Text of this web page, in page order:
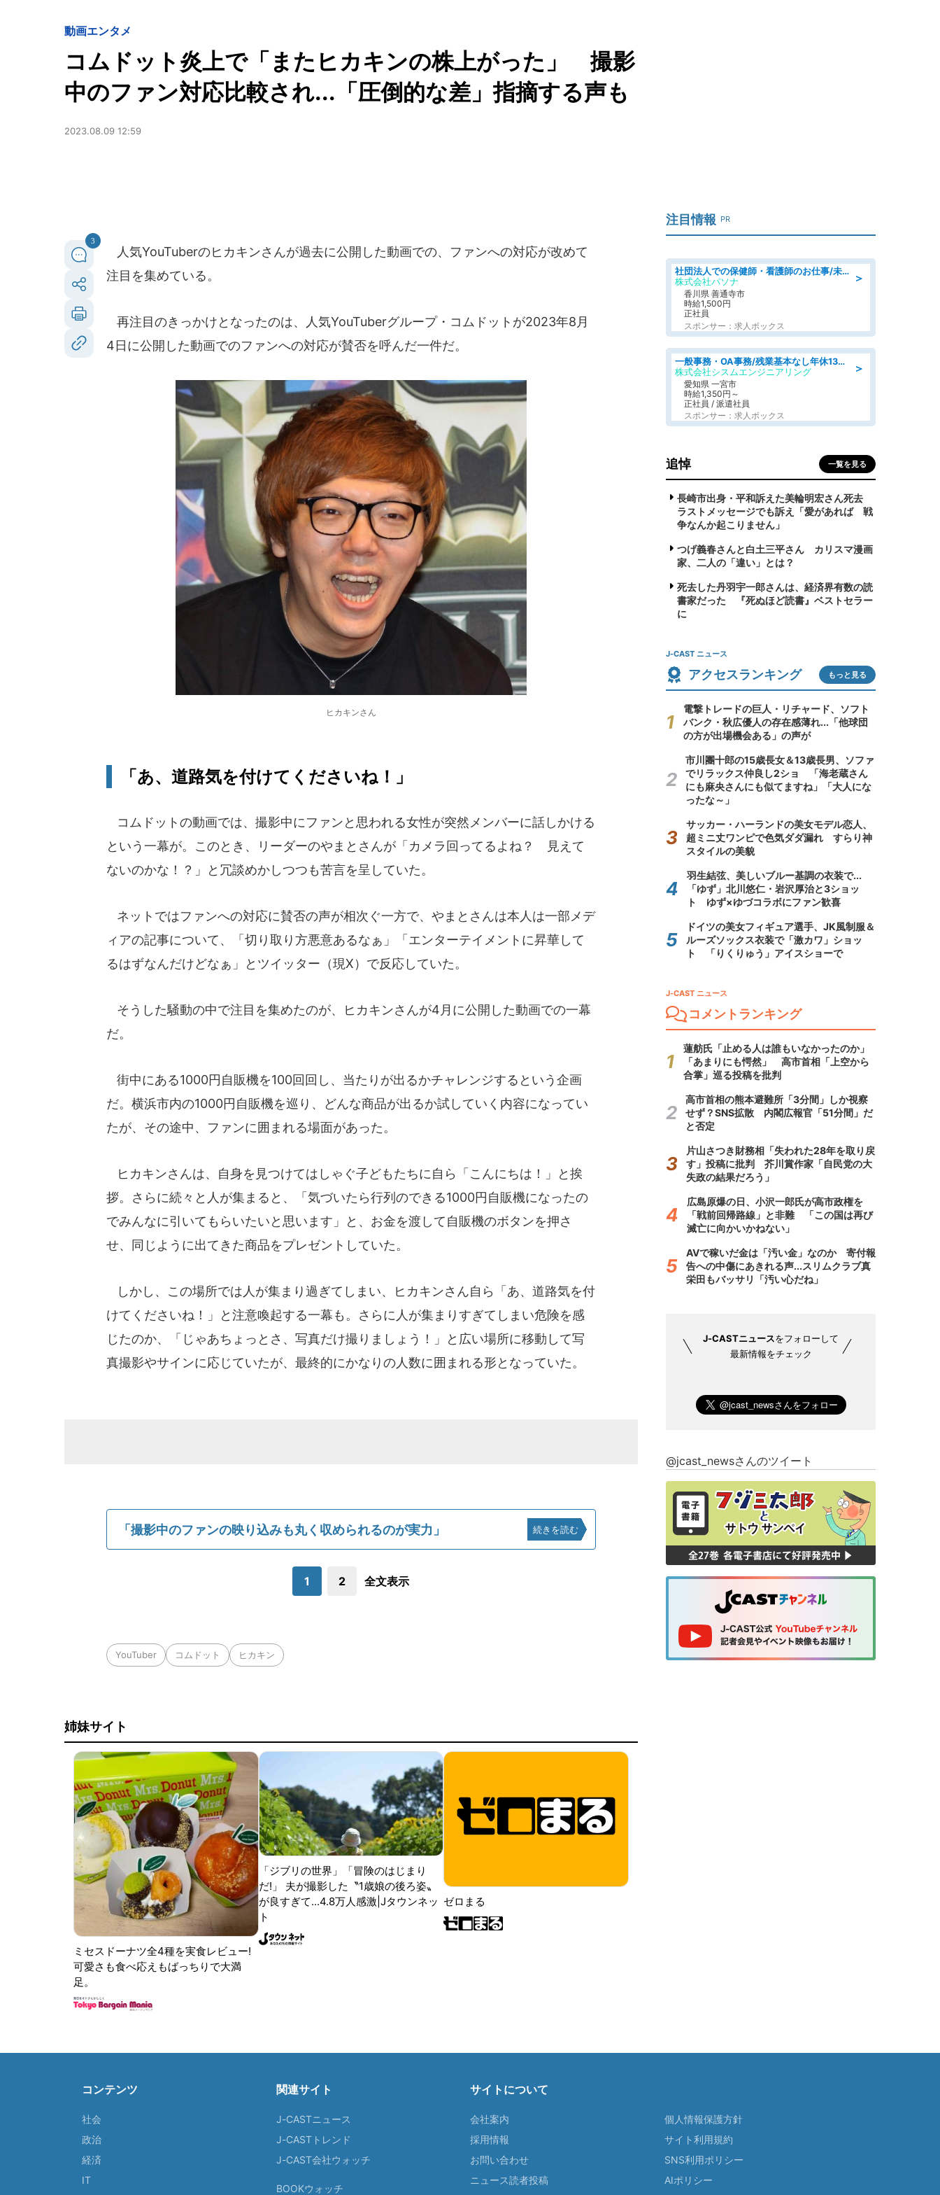
動画エンタメ
コムドット炎上で「またヒカキンの株上がった」 撮影
中のファン対応比較され...「圧倒的な差」指摘する声も
2023.08.09 12:59
3
人気YouTuberのヒカキンさんが過去に公開した動画での、ファンへの対応が改めて
注目を集めている。
再注目のきっかけとなったのは、人気YouTuberグループ・コムドットが2023年8月
4日に公開した動画でのファンへの対応が賛否を呼んだ一件だ。
ヒカキンさん
「あ、道路気を付けてくださいね！」
コムドットの動画では、撮影中にファンと思われる女性が突然メンバーに話しかける
という一幕が。このとき、リーダーのやまとさんが「カメラ回ってるよね？ 見えて
ないのかな！？」と冗談めかしつつも苦言を呈していた。
ネットではファンへの対応に賛否の声が相次ぐ一方で、やまとさんは本人は一部メデ
ィアの記事について、「切り取り方悪意あるなぁ」「エンターテイメントに昇華して
るはずなんだけどなぁ」とツイッター（現X）で反応していた。
そうした騒動の中で注目を集めたのが、ヒカキンさんが4月に公開した動画での一幕
だ。
街中にある1000円自販機を100回回し、当たりが出るかチャレンジするという企画
だ。横浜市内の1000円自販機を巡り、どんな商品が出るか試していく内容になってい
たが、その途中、ファンに囲まれる場面があった。
ヒカキンさんは、自身を見つけてはしゃぐ子どもたちに自ら「こんにちは！」と挨
拶。さらに続々と人が集まると、「気づいたら行列のできる1000円自販機になったの
でみんなに引いてもらいたいと思います」と、お金を渡して自販機のボタンを押さ
せ、同じように出てきた商品をプレゼントしていた。
しかし、この場所では人が集まり過ぎてしまい、ヒカキンさん自ら「あ、道路気を付
けてくださいね！」と注意喚起する一幕も。さらに人が集まりすぎてしまい危険を感
じたのか、「じゃあちょっとさ、写真だけ撮りましょう！」と広い場所に移動して写
真撮影やサインに応じていたが、最終的にかなりの人数に囲まれる形となっていた。
「撮影中のファンの映り込みも丸く収められるのが実力」 続きを読む
1 2 全文表示
YouTuber コムドット ヒカキン
姉妹サイト
ミセスドーナツ全4種を実食レビュー!
可愛さも食べ応えもばっちりで大満
足。
「ジブリの世界」「冒険のはじまり
だ!」 夫が撮影した〝1歳娘の後ろ姿〟
が良すぎて...4.8万人感激|Jタウンネッ
ト
ゼロまる
注目情報 PR
＞
社団法人での保健師・看護師のお仕事/未経験OK/要資格:普通免許、保健師、正看護師
株式会社パソナ
香川県 善通寺市
時給1,500円
正社員
スポンサー：求人ボックス
＞
一般事務・OA事務/残業基本なし年休130日社保完備の一般・調達事務
株式会社シスムエンジニアリング
愛知県 一宮市
時給1,350円～
正社員 / 派遣社員
スポンサー：求人ボックス
追悼 一覧を見る
長崎市出身・平和訴えた美輪明宏さん死去
ラストメッセージでも訴え「愛があれば 戦
争なんか起こりません」
つげ義春さんと白土三平さん カリスマ漫画
家、二人の「違い」とは？
死去した丹羽宇一郎さんは、経済界有数の読
書家だった 『死ぬほど読書』ベストセラー
に
J-CAST ニュース
アクセスランキング もっと見る
電撃トレードの巨人・リチャード、ソフト
バンク・秋広優人の存在感薄れ...「他球団
の方が出場機会ある」の声が
市川團十郎の15歳長女＆13歳長男、ソファ
でリラックス仲良し2ショ 「海老蔵さん
にも麻央さんにも似てますね」「大人にな
ったな～」
サッカー・ハーランドの美女モデル恋人、
超ミニ丈ワンピで色気ダダ漏れ すらり神
スタイルの美貌
羽生結弦、美しいブルー基調の衣装で...
「ゆず」北川悠仁・岩沢厚治と3ショッ
ト ゆず×ゆづコラボにファン歓喜
ドイツの美女フィギュア選手、JK風制服＆
ルーズソックス衣装で「激カワ」ショッ
ト 「りくりゅう」アイスショーで
J-CAST ニュース
コメントランキング
蓮舫氏「止める人は誰もいなかったのか」
「あまりにも愕然」 高市首相「上空から
合掌」巡る投稿を批判
高市首相の熊本避難所「3分間」しか視察
せず？SNS拡散 内閣広報官「51分間」だ
と否定
片山さつき財務相「失われた28年を取り戻
す」投稿に批判 芥川賞作家「自民党の大
失政の結果だろう」
広島原爆の日、小沢一郎氏が高市政権を
「戦前回帰路線」と非難 「この国は再び
滅亡に向かいかねない」
AVで稼いだ金は「汚い金」なのか 寄付報
告への中傷にあきれる声...スリムクラブ真
栄田もバッサリ「汚い心だね」
J-CASTニュースをフォローして
最新情報をチェック
@jcast_newsさんのツイート
コンテンツ
社会
政治
経済
IT
関連サイト
J-CASTニュース
J-CASTトレンド
J-CAST会社ウォッチ
BOOKウォッチ
サイトについて
会社案内
採用情報
お問い合わせ
ニュース読者投稿
個人情報保護方針
サイト利用規約
SNS利用ポリシー
AIポリシー